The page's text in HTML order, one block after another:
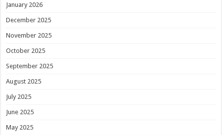
January 2026
December 2025
November 2025
October 2025
September 2025
August 2025
July 2025
June 2025
May 2025